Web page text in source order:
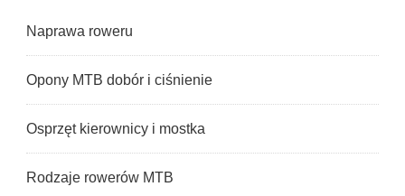
Naprawa roweru
Opony MTB dobór i ciśnienie
Osprzęt kierownicy i mostka
Rodzaje rowerów MTB